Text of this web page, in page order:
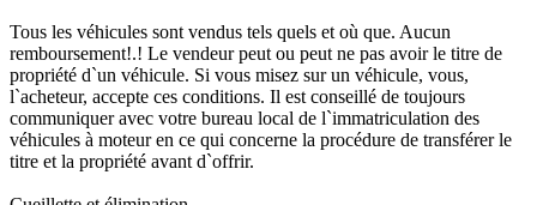
Tous les véhicules sont vendus tels quels et où que. Aucun
remboursement!.! Le vendeur peut ou peut ne pas avoir le titre de
propriété d`un véhicule. Si vous misez sur un véhicule, vous,
l`acheteur, accepte ces conditions. Il est conseillé de toujours
communiquer avec votre bureau local de l`immatriculation des
véhicules à moteur en ce qui concerne la procédure de transférer le
titre et la propriété avant d`offrir.